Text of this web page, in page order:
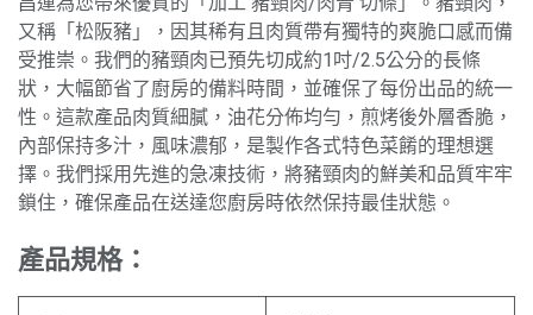
又稱「松阪豬」，因其稀有且肉質帶有獨特的爽脆口感而備
受推崇。我們的豬頸肉已預先切成約1吋/2.5公分的長條
狀，大幅節省了廚房的備料時間，並確保了每份出品的統一
性。這款產品肉質細膩，油花分佈均勻，煎烤後外層香脆，
內部保持多汁，風味濃郁，是製作各式特色菜餚的理想選
擇。我們採用先進的急凍技術，將豬頸肉的鮮美和品質牢牢
鎖住，確保產品在送達您廚房時依然保持最佳狀態。
產品規格：